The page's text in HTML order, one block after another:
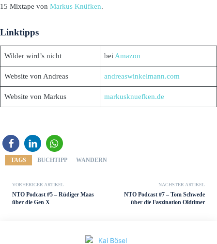
15 Mixtape von Markus Knüfken.
Linktipps
Wilder wird’s nicht beiAmazon
Website von Andreas andreaswinkelmann.com
Website von Markus markusknuefken.de
TAGS BUCHTIPP WANDERN
VORHERIGER ARTIKEL
NTO Podcast #5 – Rüdiger Maas
über die Gen X
NÄCHSTER ARTIKEL
NTO Podcast #7 – Tom Schwede
über die Faszination Oldtimer